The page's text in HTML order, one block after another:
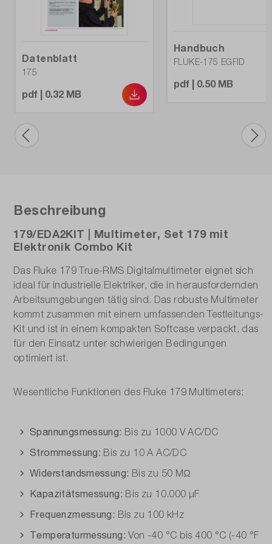
Frequenz-Messbereich:
Garantie (Jahre):
0,8
Hintergrundbeleuchtung:
1000 nF - 9999 µF
Min. / Max. Aufzeichnung:
Ja / Ja
Modell:
FLUKE-179/EDA2/EUR
Spannungs-Messbereich AC/DC:
Strom-Messbereich AC/DC:
60 mA - 10 A / 60 mA - 10 A
-40 °C - +400 °C
Datenblatt
175
pdf | 0.32 MB
Handbuch
FLUKE-175 EGFID
pdf | 0.50 MB
Beschreibung
179/EDA2KIT | Multimeter, Set 179 mit
Elektronik Combo Kit
Das Fluke 179 True-RMS Digitalmultimeter eignet sich
ideal für industrielle Elektriker, die in herausfordernden
Arbeitsumgebungen tätig sind. Das robuste Multimeter
kommt zusammen mit einem umfassenden Testleitungs-
Kit und ist in einem kompakten Softcase verpackt, das
für den Einsatz unter schwierigen Bedingungen
optimiert ist.
Wesentliche Funktionen des Fluke 179 Multimeters:
Spannungsmessung: Bis zu 1000 V AC/DC
Strommessung: Bis zu 10 A AC/DC
Widerstandsmessung: Bis zu 50 MΩ
Kapazitätsmessung: Bis zu 10.000 μF
Frequenzmessung: Bis zu 100 kHz
Temperaturmessung: Von -40 °C bis 400 °C (-40 °F